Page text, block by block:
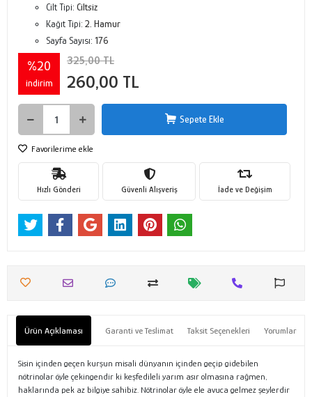
Cilt Tipi: Ciltsiz
Kağıt Tipi: 2. Hamur
Sayfa Sayısı: 176
%20
indirim
325,00 TL
260,00 TL
Sepete Ekle
Favorilerime ekle
Hızlı Gönderi Güvenli Alışveriş İade ve Değişim
Ürün Açıklaması Garanti ve Teslimat Taksit Seçenekleri Yorumlar
Sisin içinden geçen kurşun misali dünyanın içinden geçip gidebilen
nötrinolar öyle çekingendir ki keşfedileli yarım asır olmasına rağmen,
haklarında pek az bilgiye sahibiz. Nötrinolar öyle ele avuca gelmez şeylerdir